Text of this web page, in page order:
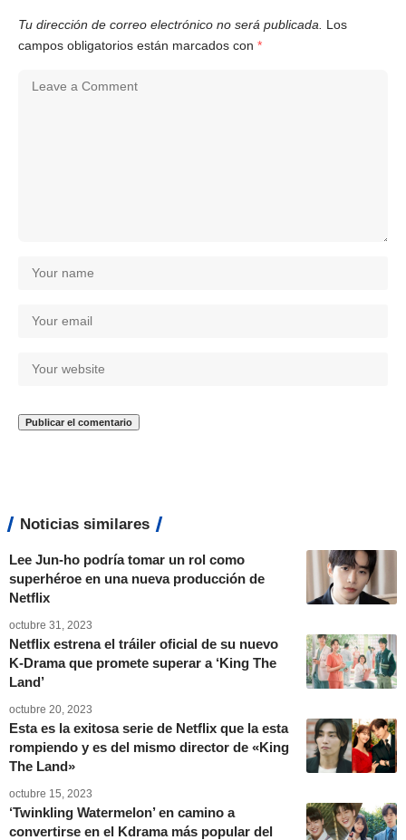
Tu dirección de correo electrónico no será publicada.
Los
campos obligatorios están marcados con *
Noticias similares
Lee Jun-ho podría tomar un rol como
superhéroe en una nueva producción de
Netflix
octubre 31, 2023
Netflix estrena el tráiler oficial de su nuevo
K-Drama que promete superar a ‘King The
Land’
octubre 20, 2023
Esta es la exitosa serie de Netflix que la esta
rompiendo y es del mismo director de «King
The Land»
octubre 15, 2023
‘Twinkling Watermelon’ en camino a
convertirse en el Kdrama más popular del